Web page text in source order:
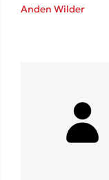
Anden Wilder